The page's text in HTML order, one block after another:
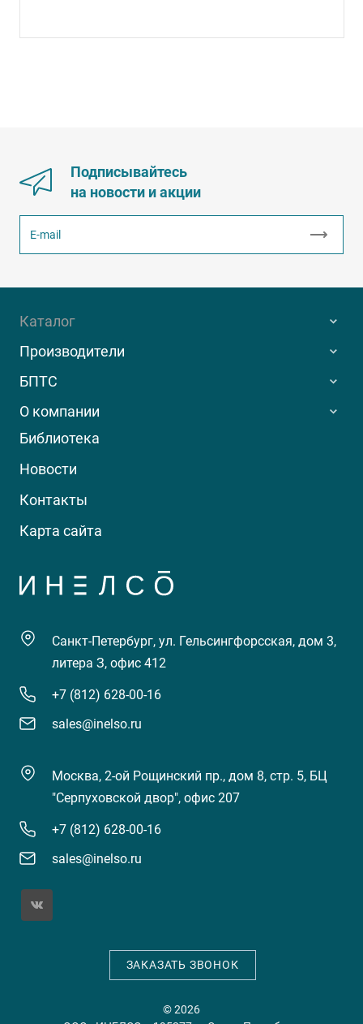
Подписывайтесь
на новости и акции
Каталог
Производители
БПТС
О компании
Библиотека
Новости
Контакты
Карта сайта
Санкт-Петербург, ул. Гельсингфорсская, дом 3,
литера З, офис 412
+7 (812) 628-00-16
sales@inelso.ru
Москва, 2-ой Рощинский пр., дом 8, стр. 5, БЦ
"Серпуховской двор", офис 207
+7 (812) 628-00-16
sales@inelso.ru
ЗАКАЗАТЬ ЗВОНОК
© 2026